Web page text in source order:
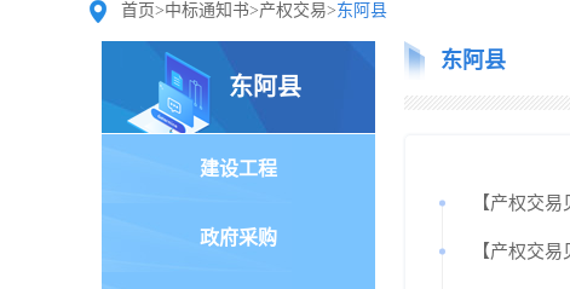
首页>中标通知书>产权交易>东阿县
东阿县
建设工程
政府采购
东阿县
【产权交
【产权交